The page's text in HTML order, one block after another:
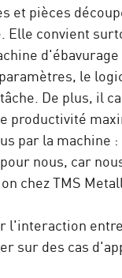
et pièces
Elle convient
d'ébavurage
le
De plus, il
productivité
par la machine
nous, car
chez TMS
l'interaction
sur des cas